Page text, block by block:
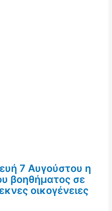
7 Αυγούστου η
βοηθήματος σε
οικογένειες